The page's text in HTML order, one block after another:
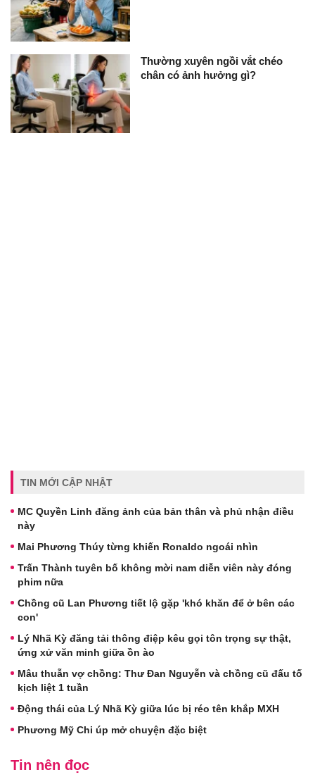
Thường xuyên ngồi vắt chéo
chân có ảnh hưởng gì?
TIN MỚI CẬP NHẬT
MC Quyền Linh đăng ảnh của bản thân và phủ nhận điều
này
Mai Phương Thúy từng khiến Ronaldo ngoái nhìn
Trấn Thành tuyên bố không mời nam diễn viên này đóng
phim nữa
Chồng cũ Lan Phương tiết lộ gặp 'khó khăn để ở bên các
con'
Lý Nhã Kỳ đăng tải thông điệp kêu gọi tôn trọng sự thật,
ứng xử văn minh giữa ồn ào
Mâu thuẫn vợ chồng: Thư Đan Nguyễn và chồng cũ đấu tố
kịch liệt 1 tuần
Động thái của Lý Nhã Kỳ giữa lúc bị réo tên khắp MXH
Phương Mỹ Chi úp mở chuyện đặc biệt
Tin nên đọc